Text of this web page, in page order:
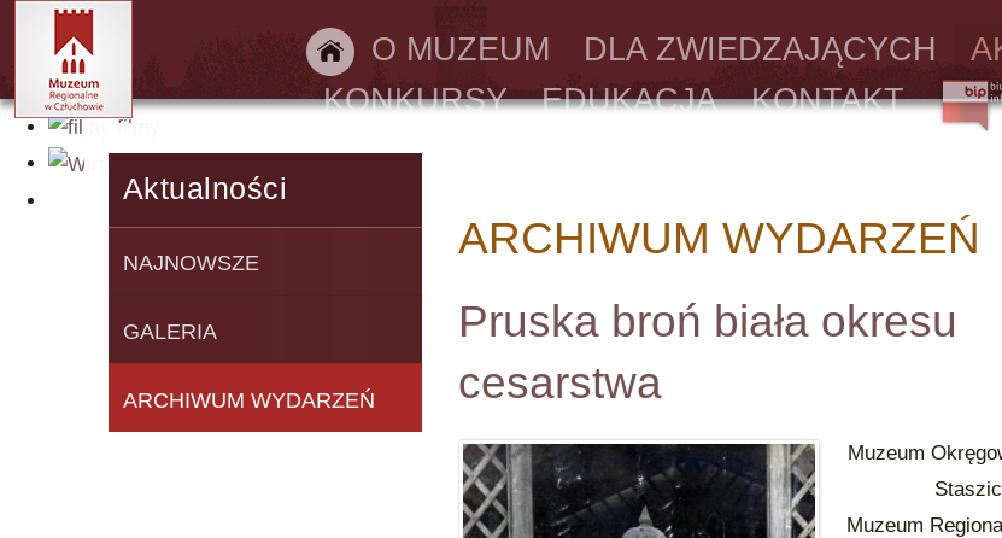
O MUZEUM DLA ZWIEDZAJĄCYCH
KONKURSY
EDUKACJA KONTAKT
Aktualności
NAJNOWSZE
GALERIA
ARCHIWUM WYDARZEŃ
ARCHIWUM WYDARZEŃ
Pruska broń biała okresu
cesarstwa
Muzeum
Muzeum
filmy